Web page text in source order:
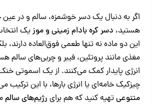
اگر به دنبال یک دسر خوشمزه، سالم و در
هستید، دسر کره بادام زمینی و موزیک
این دو ماده نه ‌تنها طعمی فوق‌العاده دارند،
مغذی مانند پروتئین، فیبر و چربی‌های سالم
انرژی پایدار کمک می‌کنند. از یک اسموتی خنک
چیزکیک خامه‌ای یا انرژی بارها، با این ترکیب
متنوعیتهیه کنید که هم برای رژیم‌های سالم